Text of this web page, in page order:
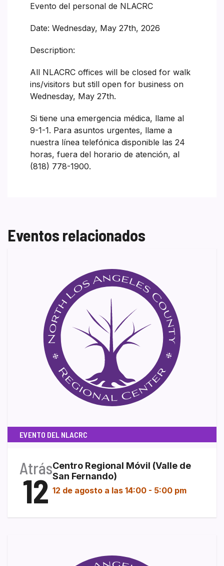
Evento del personal de NLACRC
Date: Wednesday, May 27th, 2026
Description:
All NLACRC offices will be closed for walk
ins/visitors but still open for business on
Wednesday, May 27th.
Si tiene una emergencia médica, llame al
9-1-1. Para asuntos urgentes, llame a
nuestra línea telefónica disponible las 24
horas, fuera del horario de atención, al
(818) 778-1900.
Eventos relacionados
EVENTO DEL NLACRC
Atrás
12
Centro Regional Móvil (Valle de
San Fernando)
12 de agosto a las 14:00 - 5:00 pm